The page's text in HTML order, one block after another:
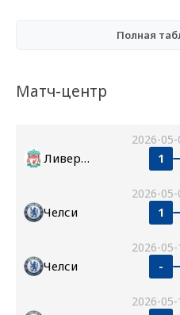
Полная
Матч-центр
2026-
Ливерпуль 1
2026-
Челси 1
2026-
Челси -
2026-